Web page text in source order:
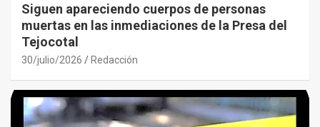
Siguen apareciendo cuerpos de personas
muertas en las inmediaciones de la Presa del
Tejocotal
30/julio/2026 Redacción